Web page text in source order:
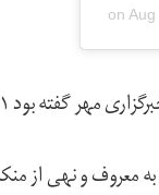
و نهی از